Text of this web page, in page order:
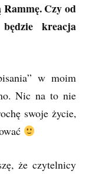
Rammę. Czy od
kreacja
w moim
Nic na to nie
swoje życie,
że czytelnicy